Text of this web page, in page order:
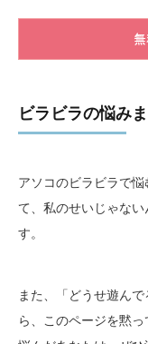
ビラビラの悩み
アソコのビラビラで
て、私のせいじゃな
す。
また、「どうせ遊ん
ら、このページを黙